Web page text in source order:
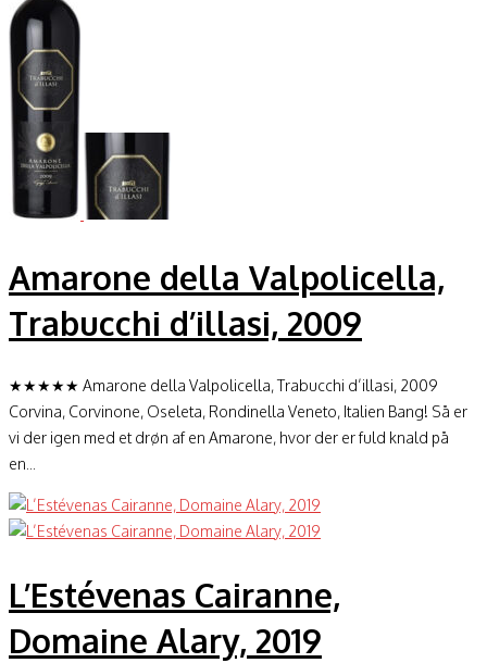
Amarone della Valpolicella,
Trabucchi d’illasi, 2009
★★★★★ Amarone della Valpolicella, Trabucchi d’illasi, 2009
Corvina, Corvinone, Oseleta, Rondinella Veneto, Italien Bang! Så er
vi der igen med et drøn af en Amarone, hvor der er fuld knald på
en...
L’Estévenas Cairanne,
Domaine Alary, 2019